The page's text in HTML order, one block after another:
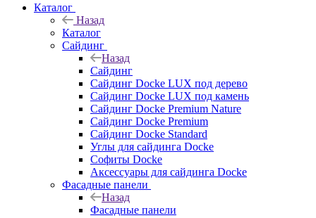
Каталог
Назад
Каталог
Сайдинг
Назад
Сайдинг
Сайдинг Docke LUX под дерево
Сайдинг Docke LUX под камень
Сайдинг Docke Premium Nature
Сайдинг Docke Premium
Сайдинг Docke Standard
Углы для сайдинга Docke
Софиты Docke
Аксессуары для сайдинга Docke
Фасадные панели
Назад
Фасадные панели